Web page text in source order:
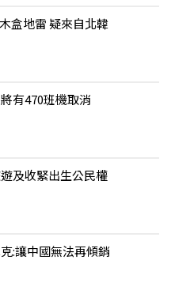
盒地雷 疑來自北韓
有470班機取消
及收緊出生公民權
:讓中國無法再傾銷